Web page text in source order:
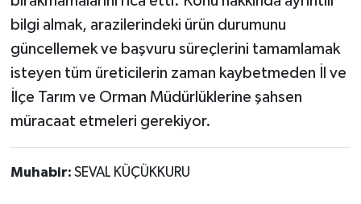
bilgi almak, arazilerindeki ürün durumunu
güncellemek ve başvuru süreçlerini tamamlamak
isteyen tüm üreticilerin zaman kaybetmeden İl ve
İlçe Tarım ve Orman Müdürlüklerine şahsen
müracaat etmeleri gerekiyor.
Muhabir: SEVAL KÜÇÜKKURU